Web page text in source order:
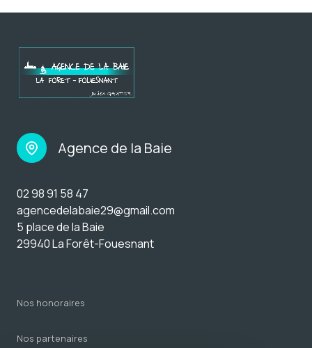
Agence de la Baie
02 98 91 58 47
agencedelabaie29@gmail.com
5 place de la Baie
29940 La Forêt-Fouesnant
nos honoraires
nos partenaires